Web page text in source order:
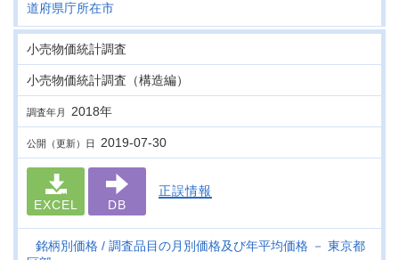
道府県庁所在市
小売物価統計調査
小売物価統計調査（構造編）
調査年月 2018年
公開（更新）日 2019-07-30
EXCEL DB
正誤情報
銘柄別価格
調査品目の月別価格及び年平均価格 － 東京都